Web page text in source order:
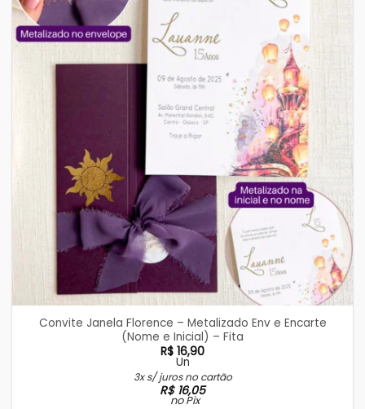
Convite Janela Florence – Metalizado Env e Encarte
(Nome e Inicial) – Fita
R$ 16,90
Un
3x s/ juros no cartão
R$16,05
no Pix